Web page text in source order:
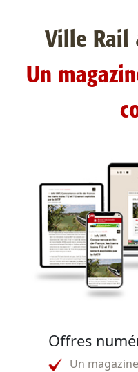
Ville Rail
Un
Offres
Un